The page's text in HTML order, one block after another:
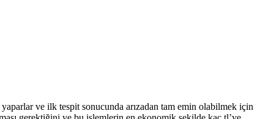
ve ilk tespit sonucunda arızadan tam emin olabilmek için